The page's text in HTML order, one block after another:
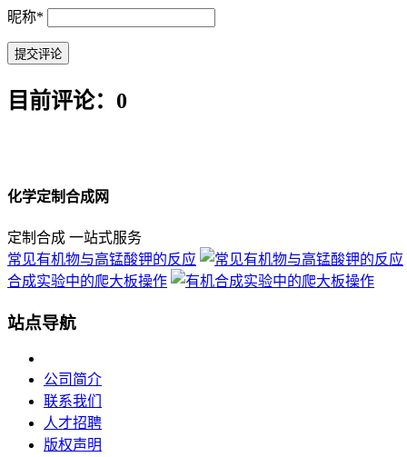
昵称*
目前评论：0
化学定制合成网
定制合成 一站式服务
常见有机物与高锰酸钾的反应
合成实验中的爬大板操作
站点导航
公司简介
联系我们
人才招聘
版权声明